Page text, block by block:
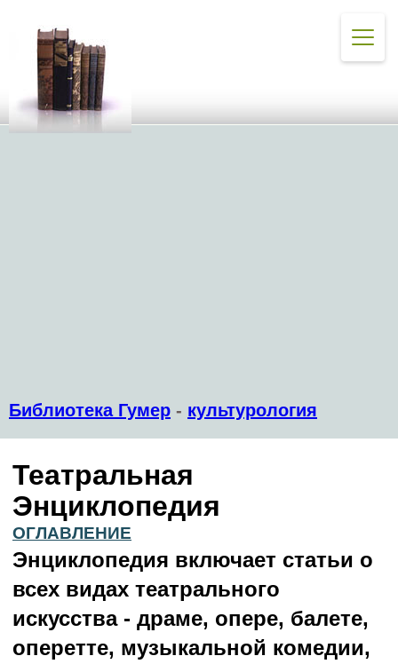
Библиотека Гумер - культурология
Театральная
Энциклопедия
ОГЛАВЛЕНИЕ
Энциклопедия включает статьи о
всех видах театрального
искусства - драме, опере, балете,
оперетте, музыкальной комедии,